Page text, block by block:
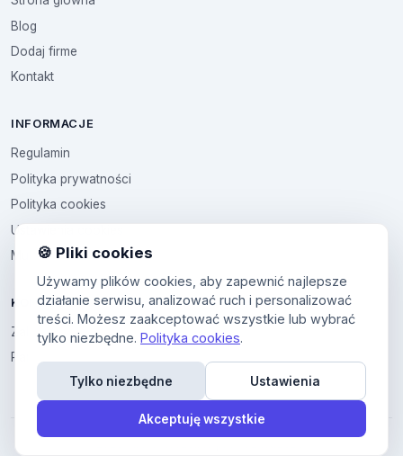
Blog
Dodaj firme
Kontakt
INFORMACJE
Regulamin
Polityka prywatności
Polityka cookies
Ustawienia cookies
Multikod
KONTO
Zaloguj sie
Panel uzytkownika
🍪 Pliki cookies
Używamy plików cookies, aby zapewnić najlepsze
działanie serwisu, analizować ruch i personalizować
treści. Możesz zaakceptować wszystkie lub wybrać
tylko niezbędne. Polityka cookies.
Tylko niezbędne Ustawienia
Akceptuję wszystkie